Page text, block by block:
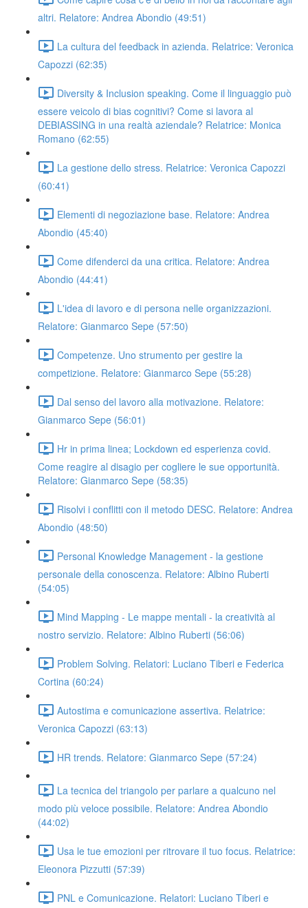
altri. Relatore: Andrea Abondio (49:51)
La cultura del feedback in azienda. Relatrice: Veronica
Capozzi (62:35)
Diversity & Inclusion speaking. Come il linguaggio può
essere veicolo di bias cognitivi? Come si lavora al
DEBIASSING in una realtà aziendale? Relatrice: Monica
Romano (62:55)
La gestione dello stress. Relatrice: Veronica Capozzi
(60:41)
Elementi di negoziazione base. Relatore: Andrea
Abondio (45:40)
Come difenderci da una critica. Relatore: Andrea
Abondio (44:41)
L'idea di lavoro e di persona nelle organizzazioni.
Relatore: Gianmarco Sepe (57:50)
Competenze. Uno strumento per gestire la
competizione. Relatore: Gianmarco Sepe (55:28)
Dal senso del lavoro alla motivazione. Relatore:
Gianmarco Sepe (56:01)
Hr in prima linea; Lockdown ed esperienza covid.
Come reagire al disagio per cogliere le sue opportunità.
Relatore: Gianmarco Sepe (58:35)
Risolvi i conflitti con il metodo DESC. Relatore: Andrea
Abondio (48:50)
Personal Knowledge Management - la gestione
personale della conoscenza. Relatore: Albino Ruberti
(54:05)
Mind Mapping - Le mappe mentali - la creatività al
nostro servizio. Relatore: Albino Ruberti (56:06)
Problem Solving. Relatori: Luciano Tiberi e Federica
Cortina (60:24)
Autostima e comunicazione assertiva. Relatrice:
Veronica Capozzi (63:13)
HR trends. Relatore: Gianmarco Sepe (57:24)
La tecnica del triangolo per parlare a qualcuno nel
modo più veloce possibile. Relatore: Andrea Abondio
(44:02)
Usa le tue emozioni per ritrovare il tuo focus. Relatrice:
Eleonora Pizzutti (57:39)
PNL e Comunicazione. Relatori: Luciano Tiberi e